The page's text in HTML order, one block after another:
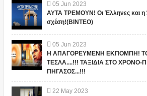
05 Jun 2023
ΑΥΤΑ ΤΡΕΜΟΥΝ! Οι Έλληνες και η
σχέση!(ΒΙΝΤΕΟ)
05 Jun 2023
Η ΑΠΑΓΟΡΕΥΜΕΝΗ ΕΚΠΟΜΠΗ!
ΤΕΣΛΑ....!!! ΤΑΞΙΔΙΑ ΣΤΟ
ΠΗΓΑΣΟΣ...!!!
22 May 2023